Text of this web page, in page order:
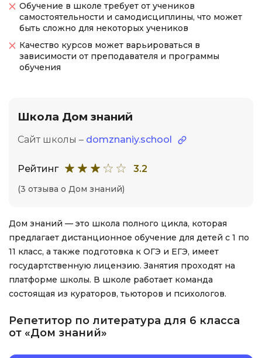
Обучение в школе требует от учеников
самостоятельности и самодисциплины, что может
быть сложно для некоторых учеников
Качество курсов может варьироваться в
зависимости от преподавателя и программы
обучения
Школа Дом знаний
Сайт школы – domznaniy.school
Рейтинг 3.2
(3 отзыва о Дом знаний)
Дом знаний — это школа полного цикла, которая
предлагает дистанционное обучение для детей с 1 по
11 класс, а также подготовка к ОГЭ и ЕГЭ, имеет
государтственную лицензию. Занятия проходят на
платформе школы. В школе работает команда
состоящая из кураторов, тьюторов и психологов.
Репетитор по литература для 6 класса
от «Дом знаний»